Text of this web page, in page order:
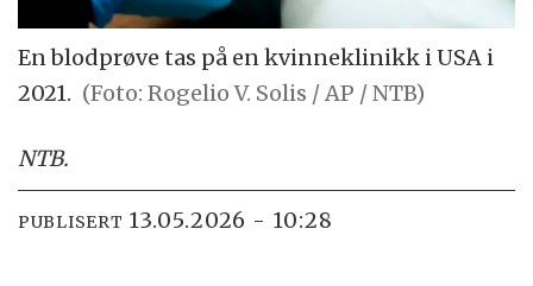
En blodprøve tas på en kvinneklinikk i USA i
2021. (Foto: Rogelio V. Solis / AP / NTB)
NTB.
PUBLISERT 13.05.2026 - 10:28